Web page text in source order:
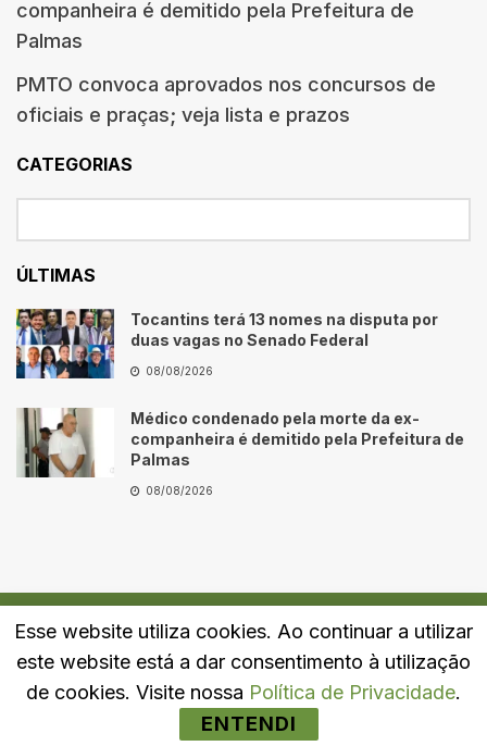
companheira é demitido pela Prefeitura de
Palmas
PMTO convoca aprovados nos concursos de
oficiais e praças; veja lista e prazos
CATEGORIAS
ÚLTIMAS
Tocantins terá 13 nomes na disputa por
duas vagas no Senado Federal
08/08/2026
Médico condenado pela morte da ex-
companheira é demitido pela Prefeitura de
Palmas
08/08/2026
Quem Somos Fale Conosco Política de Privacidade
Esse website utiliza cookies. Ao continuar a utilizar
este website está a dar consentimento à utilização
de cookies. Visite nossa Política de Privacidade.
ENTENDI